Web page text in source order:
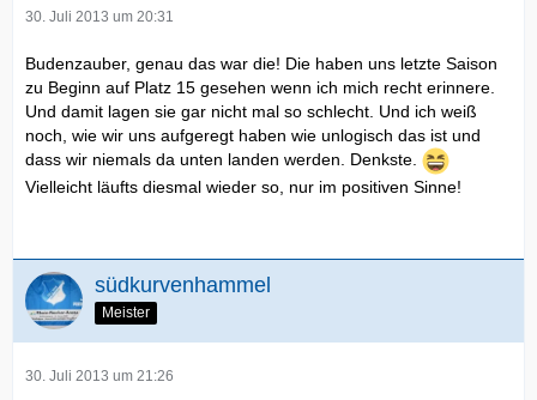
30. Juli 2013 um 20:31
Budenzauber, genau das war die! Die haben uns letzte Saison
zu Beginn auf Platz 15 gesehen wenn ich mich recht erinnere.
Und damit lagen sie gar nicht mal so schlecht. Und ich weiß
noch, wie wir uns aufgeregt haben wie unlogisch das ist und
dass wir niemals da unten landen werden. Denkste.
Vielleicht läufts diesmal wieder so, nur im positiven Sinne!
südkurvenhammel
Meister
30. Juli 2013 um 21:26